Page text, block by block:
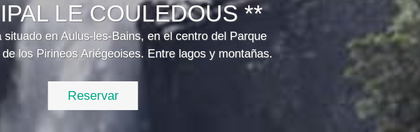
LE COULEDOUS **
situado en Aulus-les-Bains, en el centro del Parque
los Pirineos Ariégeoises. Entre lagos y montañas.
Reservar